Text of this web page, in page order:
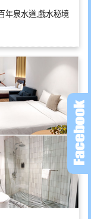
年泉水道,戲水秘境